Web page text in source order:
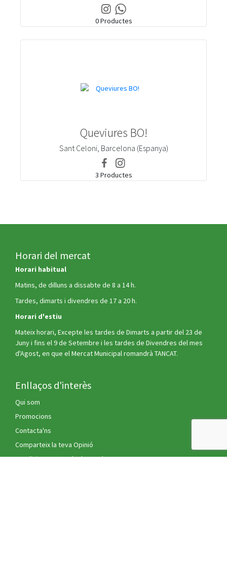
Instagram
Xarcuteria
i
Formatgeria
Whatsapp
Xarcuteria
i
Formatgeria
0 Productes
Queviures BO!
Sant Celoni, Barcelona (Espanya)
Facebook
Queviures
BO!
Instagram
Queviures
BO!
3 Productes
Horari del mercat
Horari habitual
Matins, de dilluns a dissabte de 8 a 14 h.
Tardes, dimarts i divendres de 17 a 20 h.
Horari d'estiu
Mateix horari, Excepte les tardes de Dimarts a partir del 23 de
Juny i fins el 9 de Setembre i les tardes de Divendres del mes
d'Agost, en que el Mercat Municipal romandrà TANCAT.
Enllaços d'interès
Qui som
Promocions
Contacta'ns
Comparteix la teva Opinió
Condicions generals de venda